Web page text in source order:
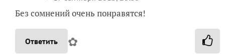
Без сомнений очень понравятся!
Ответить ✿